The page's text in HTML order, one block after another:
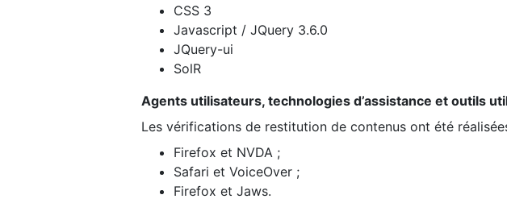
CSS 3
Javascript / JQuery 3.6.0
JQuery-ui
SolR
Agents utilisateurs, technologies d’assistance et outils
Les vérifications de restitution de contenus ont été
Firefox et NVDA ;
Safari et VoiceOver ;
Firefox et Jaws.